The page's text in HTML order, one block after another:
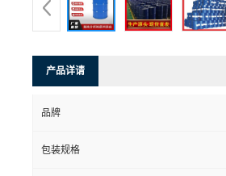
产品详请
品牌
包装规格